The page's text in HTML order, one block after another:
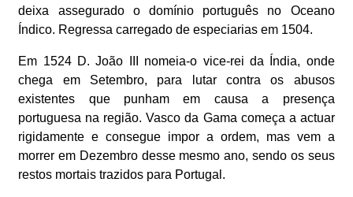
deixa assegurado o domínio português no Oceano
Índico. Regressa carregado de especiarias em 1504.
Em 1524 D. João III nomeia-o vice-rei da Índia, onde
chega em Setembro, para lutar contra os abusos
existentes que punham em causa a presença
portuguesa na região. Vasco da Gama começa a actuar
rigidamente e consegue impor a ordem, mas vem a
morrer em Dezembro desse mesmo ano, sendo os seus
restos mortais trazidos para Portugal.